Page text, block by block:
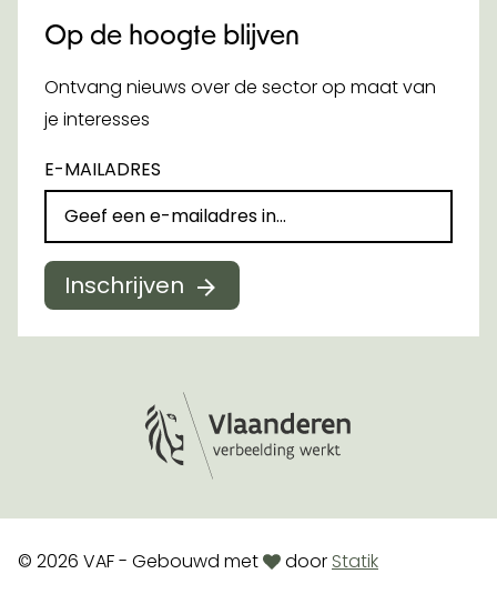
Op de hoogte blijven
Ontvang nieuws over de sector op maat van
je interesses
E-MAILADRES
Inschrijven
© 2026 VAF - Gebouwd metlovedoor Statik